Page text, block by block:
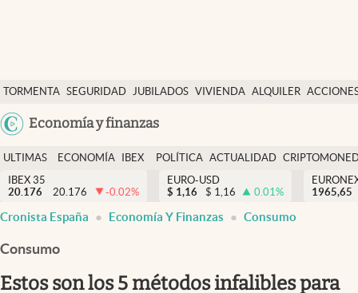
TORMENTA SEGURIDAD JUBILADOS VIVIENDA ALQUILER
USA
Economía y finanzas
Economía y finanzas
Política
Actualidad
Criptomonedas
España
ULTIMAS
NOTICIAS
ECONOMÍA
FINANZAS
IBEX
EURO
POLÍTICA ACTUALIDAD
IBEX 35
20.176
20.176 -0.02%
EURO-USD
$ 1,16 $ 1,16 0.01%
1965,65
Cronista España Economía Y Finanzas Consumo
Consumo
Estos son los 5 métodos infalibles para